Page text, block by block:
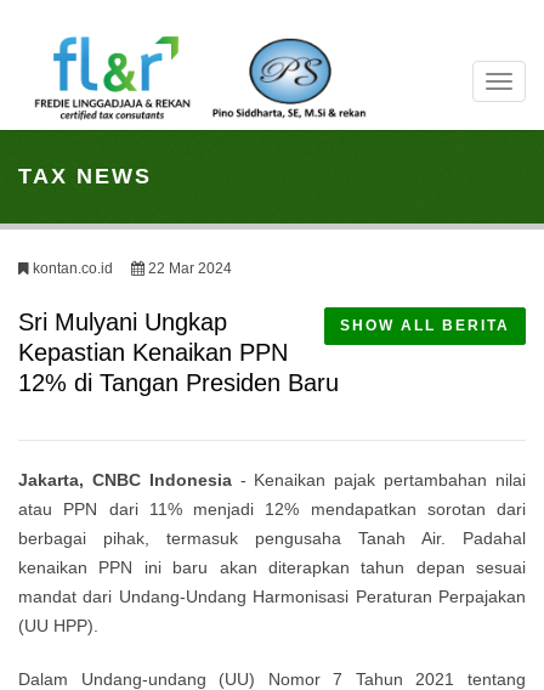
TAX NEWS
kontan.co.id 22 Mar 2024
SHOW ALL BERITA
Sri Mulyani Ungkap
Kepastian Kenaikan PPN
12% di Tangan Presiden Baru
Jakarta, CNBC Indonesia - Kenaikan pajak pertambahan nilai
atau PPN dari 11% menjadi 12% mendapatkan sorotan dari
berbagai pihak, termasuk pengusaha Tanah Air. Padahal
kenaikan PPN ini baru akan diterapkan tahun depan sesuai
mandat dari Undang-Undang Harmonisasi Peraturan Perpajakan
(UU HPP).
Dalam Undang-undang (UU) Nomor 7 Tahun 2021 tentang